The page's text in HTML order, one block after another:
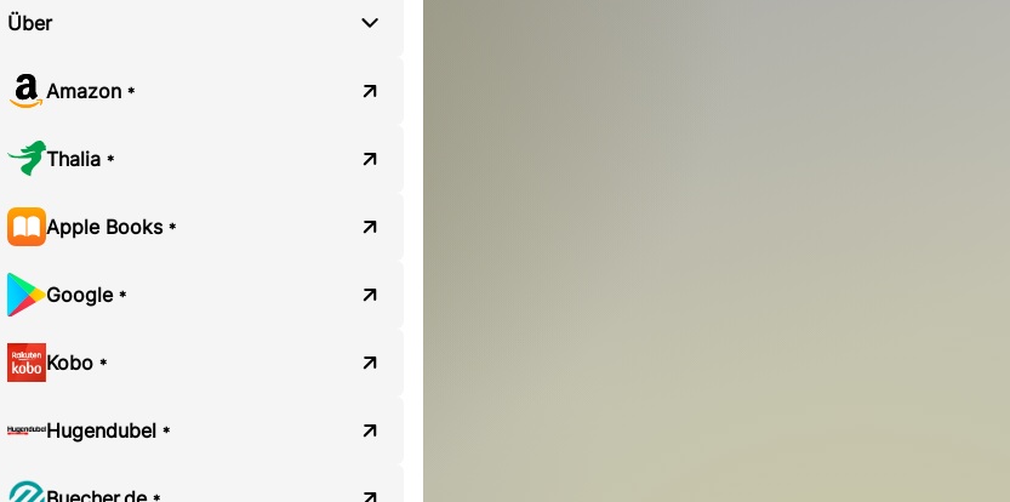
Über
Amazon *
Thalia *
Apple Books *
Google *
Kobo *
Hugendubel *